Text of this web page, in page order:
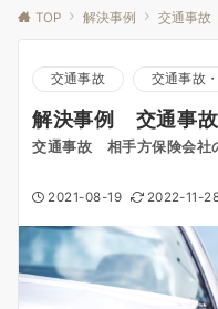
TOP 解決事例 交通事故
交通事故 交通事故
解決事例 交通事故
交通事故 相手方保険会社
2021-08-19 2022-11-